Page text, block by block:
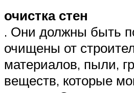
очистка стен
. Они должны быть
очищены от
материалов, пыли,
веществ, которые